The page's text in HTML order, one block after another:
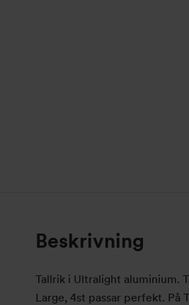
Beskrivning
Tallrik i Ultralight aluminium.
Large, 4st passar perfekt. På